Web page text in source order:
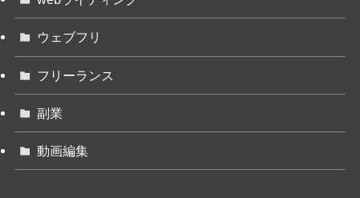
ウェブフリ
フリーランス
副業
動画編集